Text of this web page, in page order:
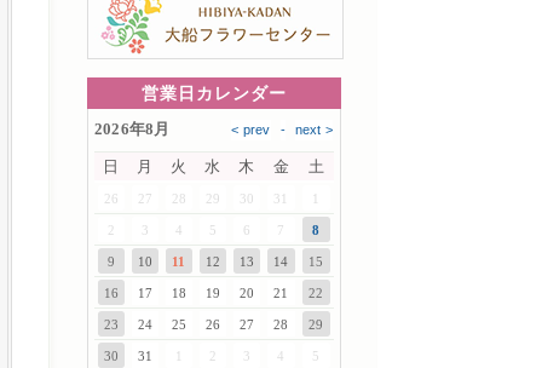
営業日カレンダー
2026年8月
日 月 火 水 木 金 土
26 27 28 29 30 31 1
3 4 5 6 7 8
9 10 11 12 13 14 15
16 17 18 19 20 21 22
23 24 25 26 27 28 29
30 31 1 3 4 5